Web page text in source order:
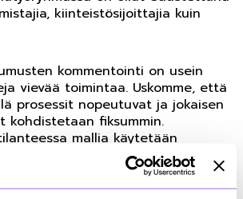
kiinteistösijoittajia kuin
kommentointi on usein
vievää toimintaa. Uskomme, että
prosessit nopeutuvat ja jokaisen
kohdistetaan fiksummin.
mallia käytetään
siitä maininta asiakirjaan,
voi luottaa siihen, että sitoumus
sovitun mallin pohjalta. Näin